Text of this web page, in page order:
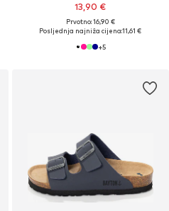
13,90 €
Prvotno: 16,90 €
Posljednja najniža cijena:11,61 €
+5